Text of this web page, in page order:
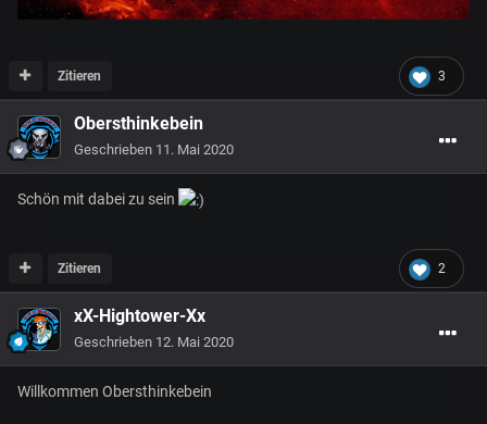
3
Zitieren
Obersthinkebein
Geschrieben 11. Mai 2020
Schön mit dabei zu sein
2
Zitieren
xX-Hightower-Xx
Geschrieben 12. Mai 2020
Willkommen Obersthinkebein